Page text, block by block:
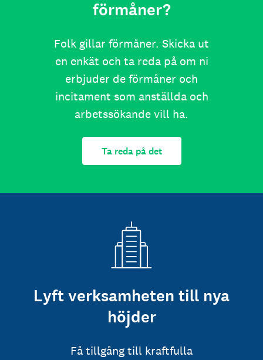
förmåner?
Folk gillar förmåner. Skicka ut
en enkät och ta reda på om ni
erbjuder de förmåner och
incitament som anställda och
arbetssökande vill ha.
Ta reda på det
Lyft verksamheten till nya
höjder
Få tillgång till kraftfulla